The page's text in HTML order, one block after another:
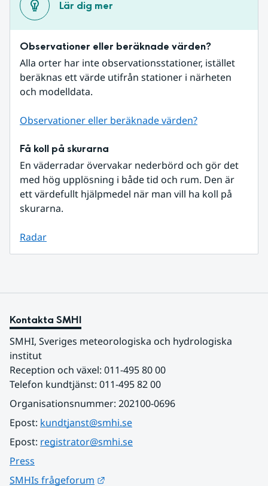
Lär dig mer
Observationer eller beräknade värden?
Alla orter har inte observationsstationer, istället
beräknas ett värde utifrån stationer i närheten
och modelldata.
Observationer eller beräknade värden?
Få koll på skurarna
En väderradar övervakar nederbörd och gör det
med hög upplösning i både tid och rum. Den är
ett värdefullt hjälpmedel när man vill ha koll på
skurarna.
Radar
Kontakta SMHI
SMHI, Sveriges meteorologiska och hydrologiska
institut
Reception och växel: 011-495 80 00
Telefon kundtjänst: 011-495 82 00
Organisationsnummer: 202100-0696
Epost: kundtjanst@smhi.se
Epost: registrator@smhi.se
Press
SMHIs frågeforum